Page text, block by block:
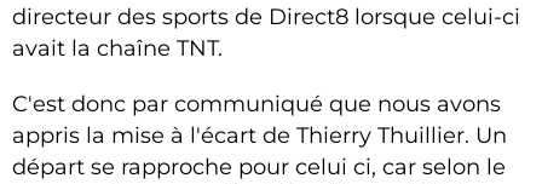
directeur des sports de Direct8 lorsque celui-ci
avait la chaîne TNT.
C'est donc par communiqué que nous avons
appris la mise à l'écart de Thierry Thuillier. Un
départ se rapproche pour celui ci, car selon le